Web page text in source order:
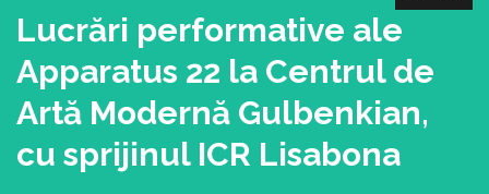
Lucrări performative ale
Apparatus 22 la Centrul de
Artă Modernă Gulbenkian,
cu sprijinul ICR Lisabona